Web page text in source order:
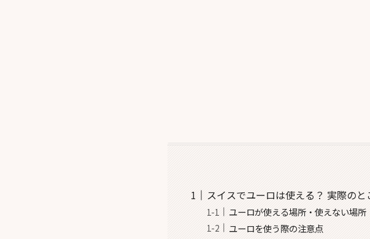
スイスでユーロは使える？ 実際のと
ユーロが使える場所・使えない場所
ユーロを使う際の注意点